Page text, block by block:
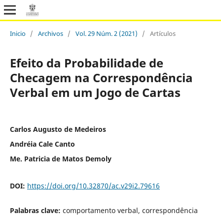
Inicio / Archivos / Vol. 29 Núm. 2 (2021) / Artículos
Efeito da Probabilidade de
Checagem na Correspondência
Verbal em um Jogo de Cartas
Carlos Augusto de Medeiros
Andréia Cale Canto
Me. Patricia de Matos Demoly
DOI: https://doi.org/10.32870/ac.v29i2.79616
Palabras clave: comportamento verbal, correspondência